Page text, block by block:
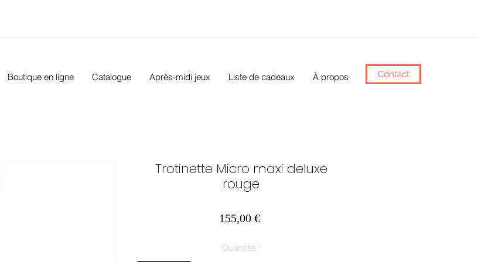
Boutique en ligne Catalogue Après-midi jeux Liste de cadeaux À propos Contact
Trotinette Micro maxi deluxe
rouge
155,00 €Prix
Quantité *